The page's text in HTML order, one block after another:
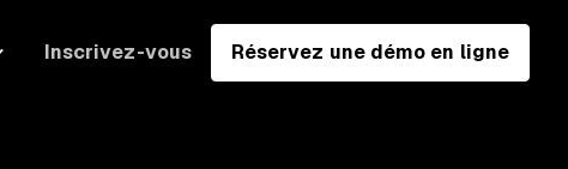
Inscrivez-vous Réservez une démo en ligne